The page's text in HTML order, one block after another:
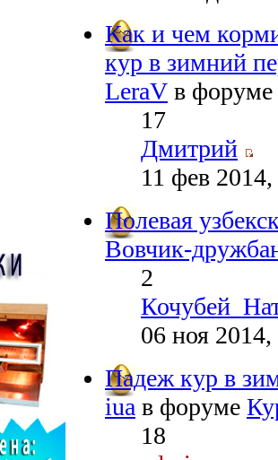
Как и чем
кур в зимний
LeraV в форуме
17
Дмитрий
11 фев
Полевая
Вовчик-
2
06 ноя
Падеж кур в
iua в форуме
18